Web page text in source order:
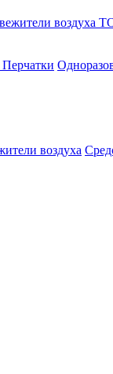
воздуха
Перчатки
воздуха